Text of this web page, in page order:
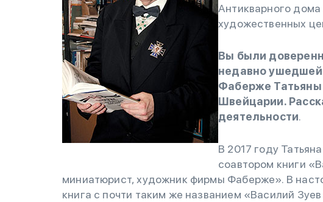
Антикварного дома
художественных
Вы были
недавно ушедшей
Фаберже
Швейцарии.
деятельности.
В 2017 году
соавтором книги
миниатюрист, художник фирмы Фаберже». В
книга с почти таким же названием «Василий